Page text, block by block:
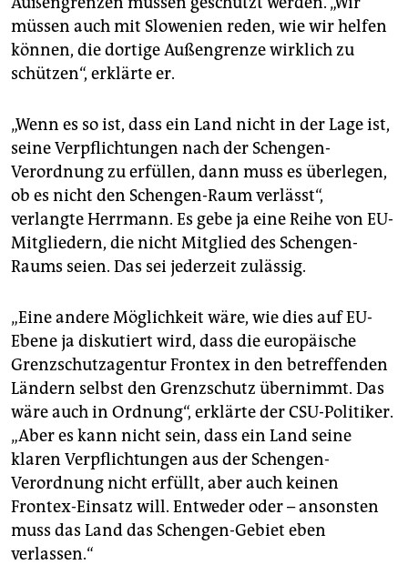
müssen auch mit Slowenien reden, wie wir helfen
können, die dortige Außengrenze wirklich zu
schützen“, erklärte er.
„Wenn es so ist, dass ein Land nicht in der Lage ist,
seine Verpflichtungen nach der Schengen-
Verordnung zu erfüllen, dann muss es überlegen,
ob es nicht den Schengen-Raum verlässt“,
verlangte Herrmann. Es gebe ja eine Reihe von EU-
Mitgliedern, die nicht Mitglied des Schengen-
Raums seien. Das sei jederzeit zulässig.
„Eine andere Möglichkeit wäre, wie dies auf EU-
Ebene ja diskutiert wird, dass die europäische
Grenzschutzagentur Frontex in den betreffenden
Ländern selbst den Grenzschutz übernimmt. Das
wäre auch in Ordnung“, erklärte der CSU-Politiker.
„Aber es kann nicht sein, dass ein Land seine
klaren Verpflichtungen aus der Schengen-
Verordnung nicht erfüllt, aber auch keinen
Frontex-Einsatz will. Entweder oder – ansonsten
muss das Land das Schengen-Gebiet eben
verlassen.“